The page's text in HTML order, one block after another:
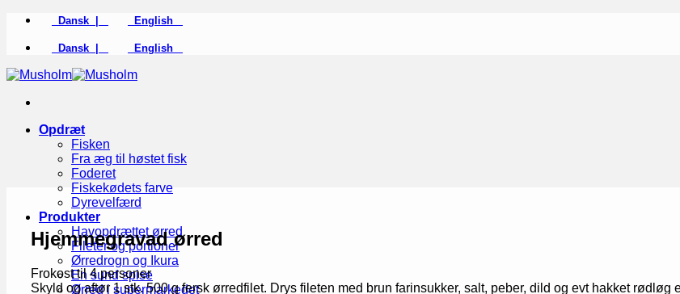
Fortsæt
indhold
Dansk | English
Dansk | English
Opdræt
Fisken
Fra æg til høstet fisk
Foderet
Fiskekødets farve
Dyrevelfærd
Produkter
Havopdrættet ørred
Fileter og portioner
Ørredrogn og Ikura
En sund spise
Ørred i supermarkedet
Hjemmegravad ørred
Frokost til 4 personer
Skyld og aftør 1 stk. 500 g fersk ørredfilet. Drys fileten med brun farinsukker, salt, peber, dild og evt hakket